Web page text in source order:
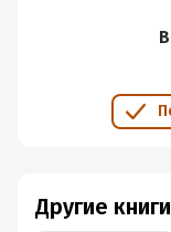
Другие